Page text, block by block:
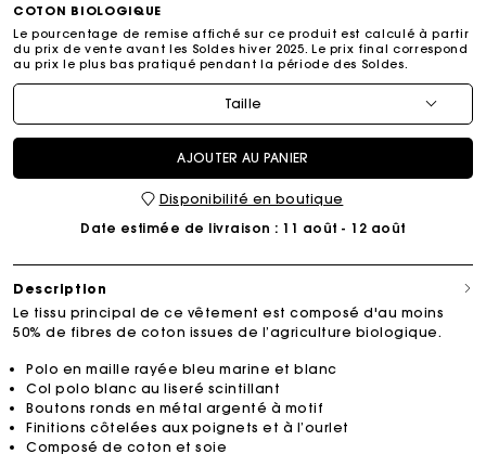
COTON BIOLOGIQUE
Le pourcentage de remise affiché sur ce produit est calculé à partir
du prix de vente avant les Soldes hiver 2025. Le prix final correspond
au prix le plus bas pratiqué pendant la période des Soldes.​
Taille
AJOUTER AU PANIER
Disponibilité en boutique
Date estimée de livraison : 11 août - 12 août
Description
Le tissu principal de ce vêtement est composé d'au moins
50% de fibres de coton issues de l’agriculture biologique.
Polo en maille rayée bleu marine et blanc
Col polo blanc au liseré scintillant
Boutons ronds en métal argenté à motif
Finitions côtelées aux poignets et à l’ourlet
Composé de coton et soie